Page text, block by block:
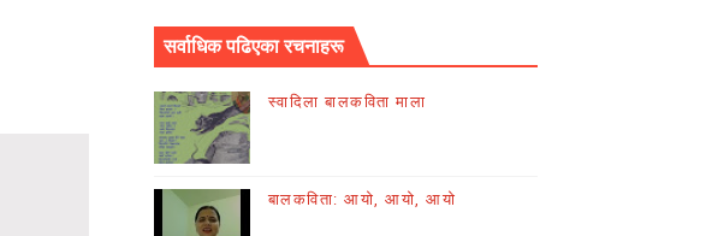
सर्वाधिक पढिएका रचनाहरू
स्वादिला बालकविता माला
बालकविता: आयो, आयो, आयो